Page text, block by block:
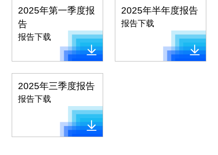
2025年第一季度报
告
报告下载
2025年半年度报告
报告下载
2025年三季度报告
报告下载